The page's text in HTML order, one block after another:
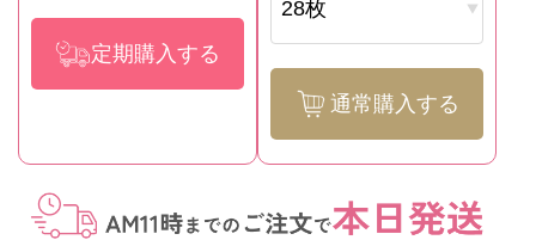
定期購入する
通常購入する